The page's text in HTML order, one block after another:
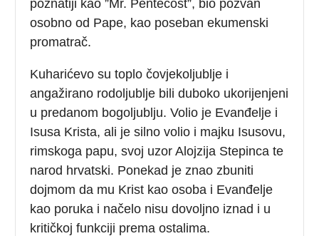
poznatiji kao ”Mr. Pentecost”, bio pozvan
osobno od Pape, kao poseban ekumenski
promatrač.
Kuharićevo su toplo čovjekoljublje i
angažirano rodoljublje bili duboko ukorijenjeni
u predanom bogoljublju. Volio je Evanđelje i
Isusa Krista, ali je silno volio i majku Isusovu,
rimskoga papu, svoj uzor Alojzija Stepinca te
narod hrvatski. Ponekad je znao zbuniti
dojmom da mu Krist kao osoba i Evanđelje
kao poruka i načelo nisu dovoljno iznad i u
kritičkoj funkciji prema ostalima.